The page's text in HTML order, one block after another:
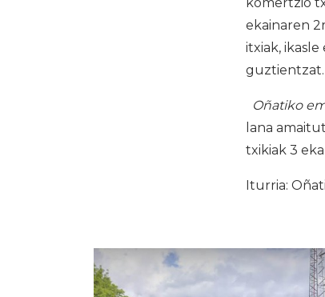
komertzio
ekainaren
itxiak,
guztientzat.
Oñatiko
lana
txikiak 3
Iturria: